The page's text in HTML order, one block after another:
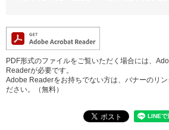
PDF形式のファイルをご覧いただく場合には、
Readerが必要です。
Adobe Readerをお持ちでない方は、バナーのリ
ださい。（無料）